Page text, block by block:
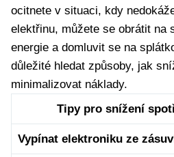
ocitnete v situaci, kdy
elektřinu, můžete se obrátit na
energie a domluvit se na
důležité hledat způsoby, jak
minimalizovat náklady.
Tipy pro snížení
Vypínat elektroniku ze